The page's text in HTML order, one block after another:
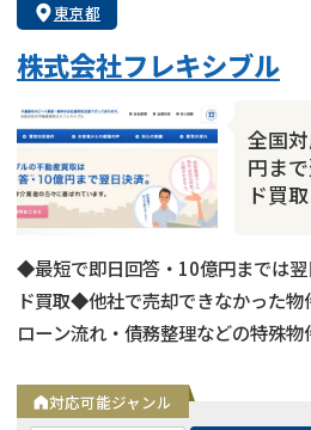
東京都
株式会社フレキシブル
全国
円ま
ド買取
◆最短で即日回答・10億円までは
ド買取◆他社で売却できなかった
ローン流れ・債務整理などの特殊
対応可能ジャンル